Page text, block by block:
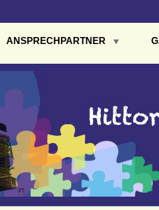
ANSPRECHPARTNER